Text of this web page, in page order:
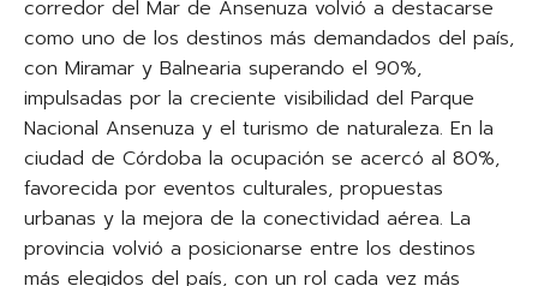
corredor del Mar de Ansenuza volvió a destacarse
como uno de los destinos más demandados del país,
con Miramar y Balnearia superando el 90%,
impulsadas por la creciente visibilidad del Parque
Nacional Ansenuza y el turismo de naturaleza. En la
ciudad de Córdoba la ocupación se acercó al 80%,
favorecida por eventos culturales, propuestas
urbanas y la mejora de la conectividad aérea. La
provincia volvió a posicionarse entre los destinos
más elegidos del país, con un rol cada vez más